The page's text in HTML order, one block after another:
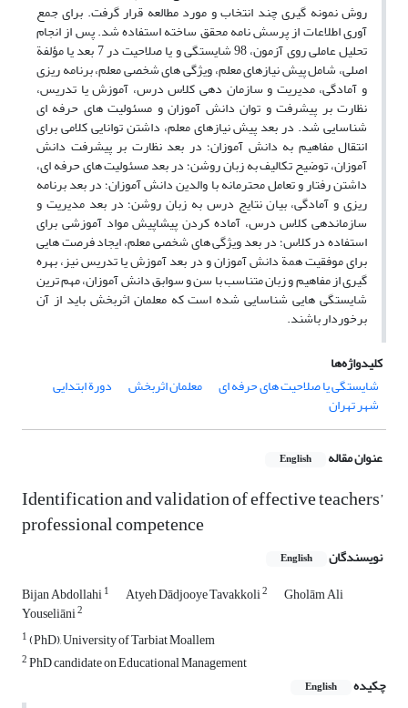
روش نمونه گیری چند انتخاب و مورد مطالعه قرار گرفت. برای جمع
آوری اطلاعات از پرسش نامه محقق ساخته استفاده شد. پس از انجام
تحلیل عاملی روی آزمون، 98 شایستگی و یا صلاحیت در 7 بعد یا مؤلفة
اصلی، شامل پیش نیازهای معلم، ویژگی های شخصی معلم، برنامه ریزی
و آمادگی، مدیریت و سازمان دهی کلاس درس، آموزش یا تدریس،
نظارت بر پیشرفت و توان دانش آموزان و مسئولیت های حرفه ای
شناسایی شد. در بعد پیش نیازهای معلم، داشتن توانایی کلامی برای
انتقال مفاهیم به دانش آموزان؛ در بعد نظارت بر پیشرفت دانش
آموزان، توضیح تکالیف به زبان روشن؛ در بعد مسئولیت های حرفه ای،
داشتن رفتار و تعامل محترمانه با والدین دانش آموزان؛ در بعد برنامه
ریزی و آمادگی، بیان نتایج درس به زبان روشن؛ در بعد مدیریت و
سازماندهی کلاس درس، آماده کردن پیشاپیش مواد آموزشی برای
استفاده در کلاس؛ در بعد ویژگی های شخصی معلم، ایجاد فرصت هایی
برای موفقیت همة دانش آموزان و در بعد آموزش یا تدریس نیز، بهره
گیری از مفاهیم و زبان متناسب با سن و سوابق دانش آموزان، مهم ترین
شایستگی هایی شناسایی شده است که معلمان اثربخش باید از آن
برخوردار باشند.
کلیدواژه‌ها
شایستگی یا صلاحیت های حرفه ای
معلمان اثربخش دورة ابتدایی
شهر تهران
عنوان مقاله English
Identification and validation of effective teachers’
professional competence
نویسندگان English
Bijan Abdollahi1 Atyeh Dādjooye Tavakkoli2 Gholām Ali
Youseliāni2
1(PhD), University of Tarbiat Moallem
2PhD candidate on Educational Management
چکیده
English